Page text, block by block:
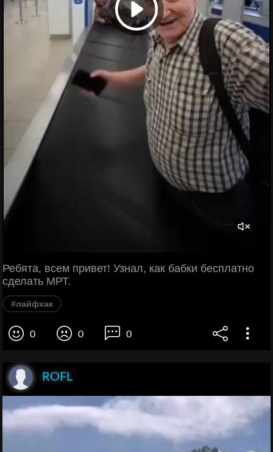
Ребята, всем привет! Узнал, как бабки бесплатно
сделать МРТ.
#лайфхак
0 0 0
ROFL